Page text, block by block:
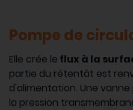
Pompe de
Elle crée le flux à la
partie du rétentât est
d'alimentation. Une
la pression